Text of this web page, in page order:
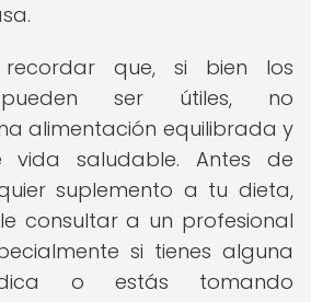
recordar que, si bien los
pueden ser útiles, no
alimentación equilibrada y
saludable. Antes de
suplemento a tu dieta,
consultar a un profesional
si tienes alguna
o estás tomando